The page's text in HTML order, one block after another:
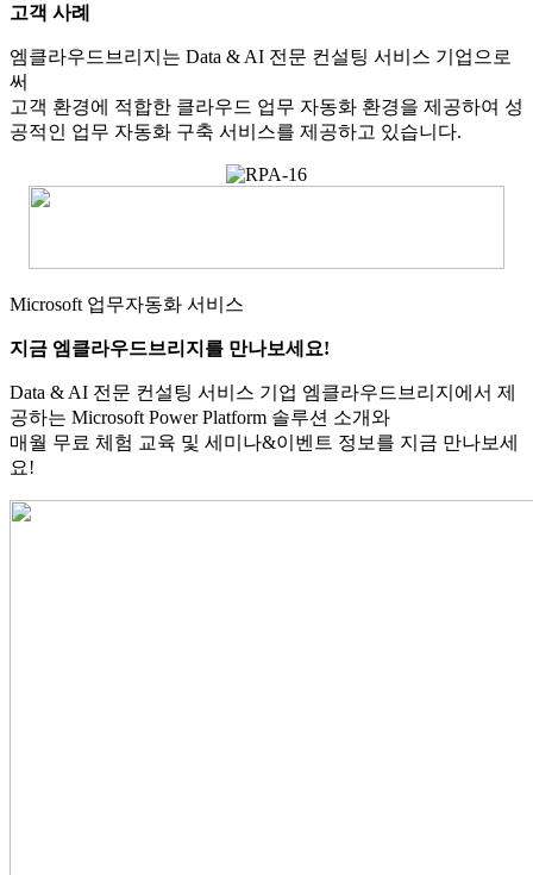
고객 사례
엠클라우드브리지는 Data & AI 전문 컨설팅 서비스 기업으로
써
고객 환경에 적합한 클라우드 업무 자동화 환경을 제공하여 성
공적인 업무 자동화 구축 서비스를 제공하고 있습니다.
Microsoft 업무자동화 서비스
지금 엠클라우드브리지를 만나보세요!
Data & AI 전문 컨설팅 서비스 기업 엠클라우드브리지에서 제
공하는 Microsoft Power Platform 솔루션 소개와
매월 무료 체험 교육 및 세미나&이벤트 정보를 지금 만나보세
요!